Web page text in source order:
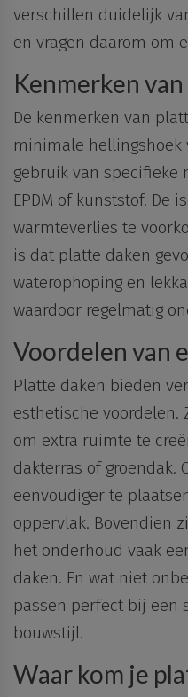
verschillen duidelijk
en vragen daarom om
Kenmerken
De kenmerken van
minimale hellingshoek
gebruik van specifieke
EPDM of kunststof. De
warmteverlies te
is dat platte daken
waterophoping en
waardoor regelmatig
Voordelen van
Platte daken bieden
esthetische voordelen.
om extra ruimte te
dakterras of groendak.
eenvoudiger te
oppervlak. Bovendien
het onderhoud vaak
daken. En wat niet
passen perfect bij een
bouwstijl.
Waar kom je